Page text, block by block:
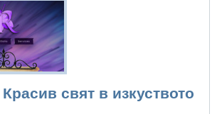
свят в изкуството